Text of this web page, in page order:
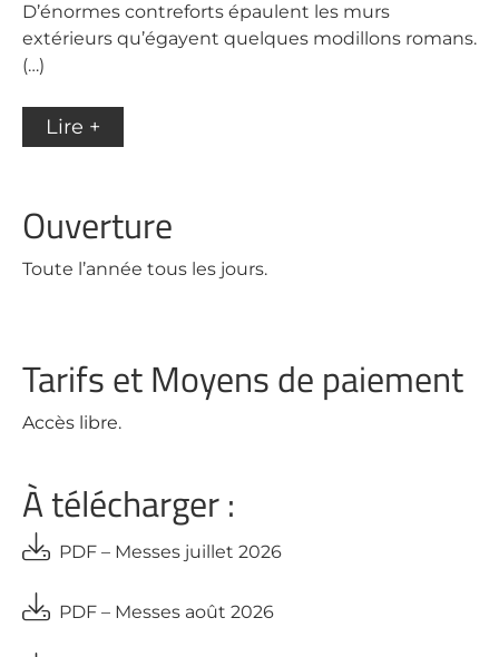
D’énormes contreforts épaulent les murs
extérieurs qu’égayent quelques modillons romans.
(…)
Lire +
Ouverture
Toute l’année tous les jours.
Tarifs et Moyens de paiement
Accès libre.
À télécharger :
PDF – Messes juillet 2026
PDF – Messes août 2026